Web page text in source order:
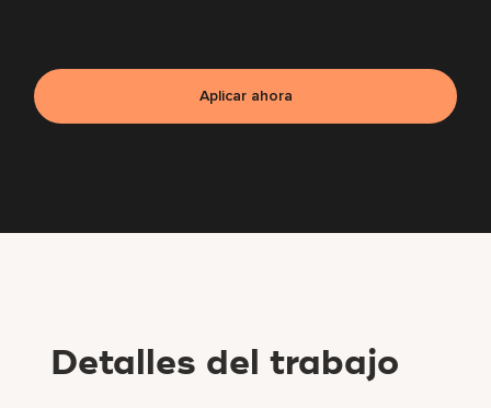
Aplicar ahora
Detalles del trabajo